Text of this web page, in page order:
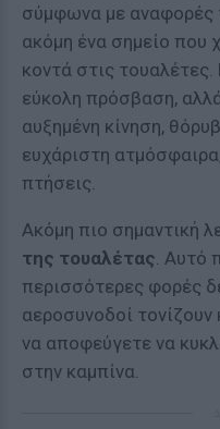
σύμφωνα με αναφορές
ακόμη ένα σημείο που
κοντά στις
εύκολη πρόσβαση,
αυξημένη κίνηση,
ευχάριστη
πτήσεις.
Ακόμη πιο σημαντική
της τουαλέτας . Αυτό
περισσότερες φορές
αεροσυνοδοί
να αποφεύγετε να
στην καμπίνα.